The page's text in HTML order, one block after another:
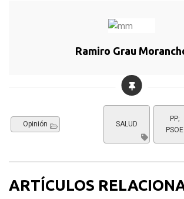
Ramiro Grau
Opinión
PP;
PSOE
SALUD
ARTÍCULOS